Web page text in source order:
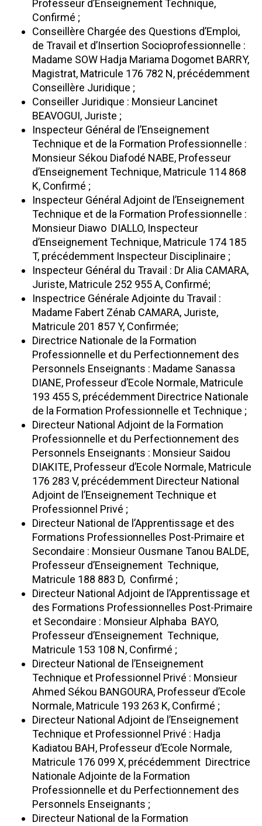
Professeur d’Enseignement Technique,
Confirmé ;
Conseillère Chargée des Questions d’Emploi,
de Travail et d’Insertion Socioprofessionnelle :
Madame SOW Hadja Mariama Dogomet BARRY,
Magistrat, Matricule 176 782 N, précédemment
Conseillère Juridique ;
Conseiller Juridique : Monsieur Lancinet
BEAVOGUI, Juriste ;
Inspecteur Général de l’Enseignement
Technique et de la Formation Professionnelle :
Monsieur Sékou Diafodé NABE, Professeur
d’Enseignement Technique, Matricule 114 868
K, Confirmé ;
Inspecteur Général Adjoint de l’Enseignement
Technique et de la Formation Professionnelle :
Monsieur Diawo DIALLO, Inspecteur
d’Enseignement Technique, Matricule 174 185
T, précédemment Inspecteur Disciplinaire ;
Inspecteur Général du Travail : Dr Alia CAMARA,
Juriste, Matricule 252 955 A, Confirmé;
Inspectrice Générale Adjointe du Travail :
Madame Fabert Zénab CAMARA, Juriste,
Matricule 201 857 Y, Confirmée;
Directrice Nationale de la Formation
Professionnelle et du Perfectionnement des
Personnels Enseignants : Madame Sanassa
DIANE, Professeur d’Ecole Normale, Matricule
193 455 S, précédemment Directrice Nationale
de la Formation Professionnelle et Technique ;
Directeur National Adjoint de la Formation
Professionnelle et du Perfectionnement des
Personnels Enseignants : Monsieur Saidou
DIAKITE, Professeur d’Ecole Normale, Matricule
176 283 V, précédemment Directeur National
Adjoint de l’Enseignement Technique et
Professionnel Privé ;
Directeur National de l’Apprentissage et des
Formations Professionnelles Post-Primaire et
Secondaire : Monsieur Ousmane Tanou BALDE,
Professeur d’Enseignement Technique,
Matricule 188 883 D, Confirmé ;
Directeur National Adjoint de l’Apprentissage et
des Formations Professionnelles Post-Primaire
et Secondaire : Monsieur Alphaba BAYO,
Professeur d’Enseignement Technique,
Matricule 153 108 N, Confirmé ;
Directeur National de l’Enseignement
Technique et Professionnel Privé : Monsieur
Ahmed Sékou BANGOURA, Professeur d’Ecole
Normale, Matricule 193 263 K, Confirmé ;
Directeur National Adjoint de l’Enseignement
Technique et Professionnel Privé : Hadja
Kadiatou BAH, Professeur d’Ecole Normale,
Matricule 176 099 X, précédemment Directrice
Nationale Adjointe de la Formation
Professionnelle et du Perfectionnement des
Personnels Enseignants ;
Directeur National de la Formation